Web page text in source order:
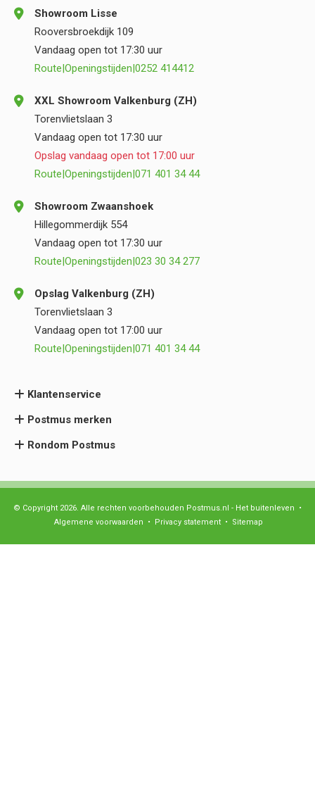
Klantenservice
Postmus merken
Rondom Postmus
Showroom Lisse
Rooversbroekdijk 109
Vandaag open tot 17:30 uur
Route|Openingstijden|0252 414412
XXL Showroom Valkenburg (ZH)
Torenvlietslaan 3
Vandaag open tot 17:30 uur
Opslag vandaag open tot 17:00 uur
Route|Openingstijden|071 401 34 44
Showroom Zwaanshoek
Hillegommerdijk 554
Vandaag open tot 17:30 uur
Route|Openingstijden|023 30 34 277
Opslag Valkenburg (ZH)
Torenvlietslaan 3
Vandaag open tot 17:00 uur
Route|Openingstijden|071 401 34 44
© Copyright 2026. Alle rechten voorbehouden Postmus.nl - Het buitenleven •
Algemene voorwaarden • Privacy statement • Sitemap